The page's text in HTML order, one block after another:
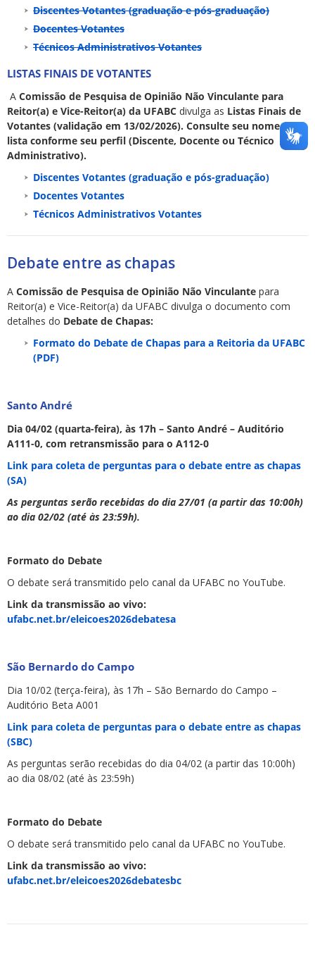
Discentes Votantes (graduação e pós-graduação)
Docentes Votantes
Técnicos Administrativos Votantes
LISTAS FINAIS DE VOTANTES
A Comissão de Pesquisa de Opinião Não Vinculante para
Reitor(a) e Vice-Reitor(a) da UFABC divulga as Listas Finais de
Votantes (validação em 13/02/2026). Consulte seu nome na
lista conforme seu perfil (Discente, Docente ou Técnico
Administrativo).
Discentes Votantes (graduação e pós-graduação)
Docentes Votantes
Técnicos Administrativos Votantes
Debate entre as chapas
A Comissão de Pesquisa de Opinião Não Vinculante para
Reitor(a) e Vice-Reitor(a) da UFABC divulga o documento com
detalhes do Debate de Chapas:
Formato do Debate de Chapas para a Reitoria da UFABC
(PDF)
Santo André
Dia 04/02 (quarta-feira), às 17h – Santo André – Auditório
A111-0, com retransmissão para o A112-0
Link para coleta de perguntas para o debate entre as chapas
(SA)
As perguntas serão recebidas do dia 27/01 (a partir das 10:00h)
ao dia 02/02 (até às 23:59h).
Formato do Debate
O debate será transmitido pelo canal da UFABC no YouTube.
Link da transmissão ao vivo:
ufabc.net.br/eleicoes2026debatesa
São Bernardo do Campo
Dia 10/02 (terça-feira), às 17h – São Bernardo do Campo –
Auditório Beta A001
Link para coleta de perguntas para o debate entre as chapas
(SBC)
As perguntas serão recebidas do dia 04/02 (a partir das 10:00h)
ao dia 08/02 (até às 23:59h)
Formato do Debate
O debate será transmitido pelo canal da UFABC no YouTube.
Link da transmissão ao vivo:
ufabc.net.br/eleicoes2026debatesbc